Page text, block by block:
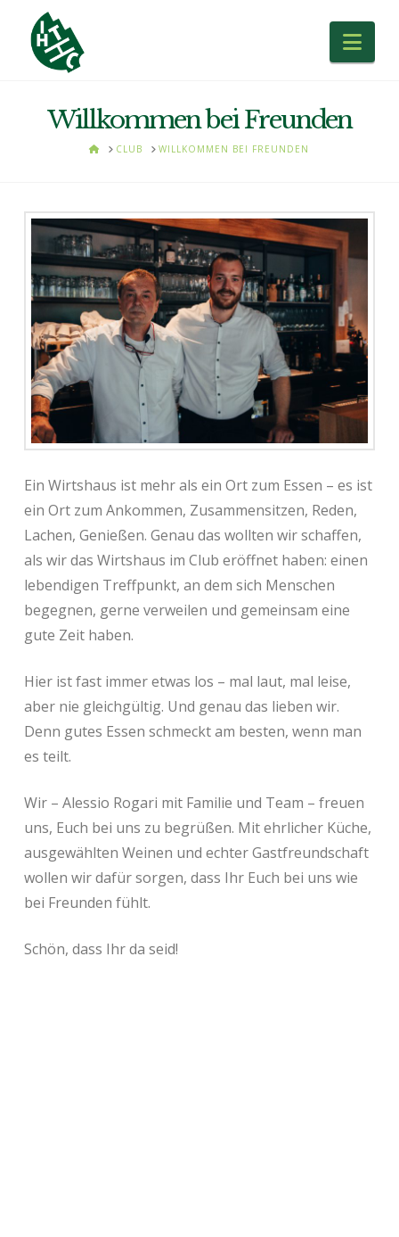
Willkommen bei Freunden
HOMECLUB WILLKOMMEN BEI FREUNDEN
Ein Wirtshaus ist mehr als ein Ort zum Essen – es ist
ein Ort zum Ankommen, Zusammensitzen, Reden,
Lachen, Genießen. Genau das wollten wir schaffen,
als wir das Wirtshaus im Club eröffnet haben: einen
lebendigen Treffpunkt, an dem sich Menschen
begegnen, gerne verweilen und gemeinsam eine
gute Zeit haben.
Hier ist fast immer etwas los – mal laut, mal leise,
aber nie gleichgültig. Und genau das lieben wir.
Denn gutes Essen schmeckt am besten, wenn man
es teilt.
Wir – Alessio Rogari mit Familie und Team – freuen
uns, Euch bei uns zu begrüßen. Mit ehrlicher Küche,
ausgewählten Weinen und echter Gastfreundschaft
wollen wir dafür sorgen, dass Ihr Euch bei uns wie
bei Freunden fühlt.
Schön, dass Ihr da seid!